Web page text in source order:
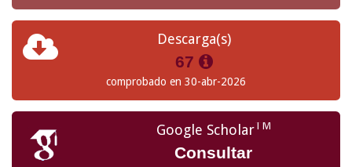
Descarga(s)
67
comprobado en 30-abr-2026
Google ScholarTM
Consultar